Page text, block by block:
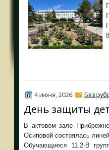
4 июня, 2026 Без
День защиты
В актовом зале
Осиповой состоялась
Обучающиеся 11.2-В